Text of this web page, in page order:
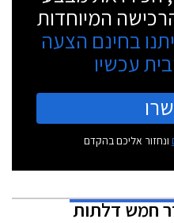
המיוחדות
בחינם הצעה
עכשיו
ונחזור אליכם בהקדם
חמש דלתות